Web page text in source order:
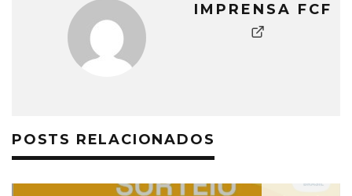
IMPRENSA FCF
POSTS RELACIONADOS